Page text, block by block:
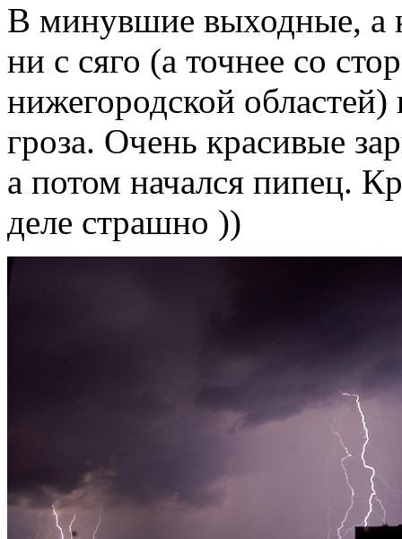
В минувшие выходные, а
ни с сяго (а точнее со
нижегородской областей)
гроза. Очень красивые
а потом начался пипец.
деле страшно ))